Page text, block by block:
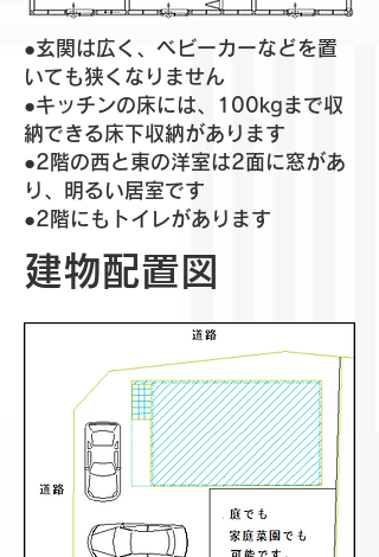
●玄関は広く、ベビーカーなどを置
いても狭くなりません
●キッチンの床には、100kgまで収
納できる床下収納があります
●2階の西と東の洋室は2面に窓があ
り、明るい居室です
​●2階にもトイレがあります
建物配置図